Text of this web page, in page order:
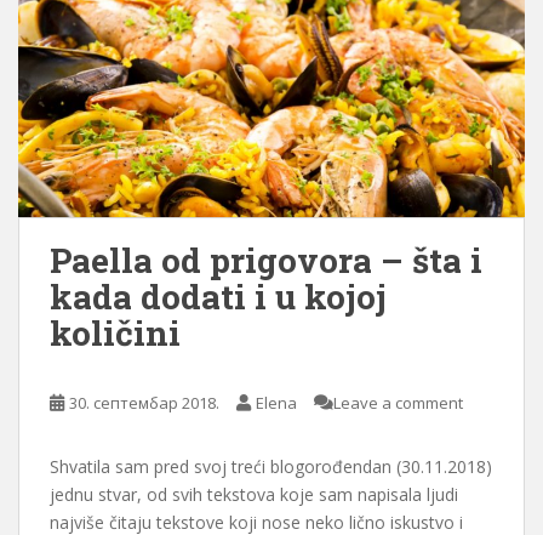
Paella od prigovora – šta i
kada dodati i u kojoj
količini
30. септембар 2018. Elena Leave a comment
Shvatila sam pred svoj treći blogorođendan (30.11.2018)
jednu stvar, od svih tekstova koje sam napisala ljudi
najviše čitaju tekstove koji nose neko lično iskustvo i